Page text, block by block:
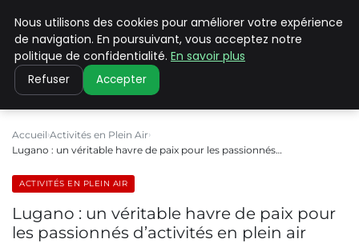
PILAT PATRIMOINES
Accueil Activités en Plein Air
Lugano : un véritable havre de paix pour les passionnés…
ACTIVITÉS EN PLEIN AIR
Lugano : un véritable havre de paix pour
les passionnés d’activités en plein air
Nous utilisons des cookies pour améliorer votre expérience
de navigation. En poursuivant, vous acceptez notre
politique de confidentialité. En savoir plus
Refuser Accepter